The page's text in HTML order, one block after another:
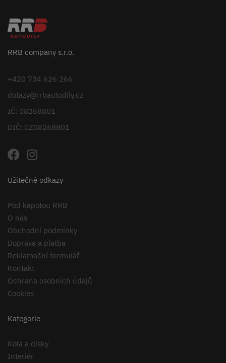
RRB company s.r.o.
+420 734 626 266
dotazy@rrbautodily.cz
IČ: 08268801
DIČ: CZ08268801
Užitečné odkazy
Pod kapotou RRB
O nás
Obchodní podmínky
Doprava a platba
Reklamační formulář
Kontakt
Ochrana osobních údajů
Cookies
Kategorie
Kola a disky
Interiér